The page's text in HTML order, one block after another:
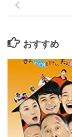
おすすめ